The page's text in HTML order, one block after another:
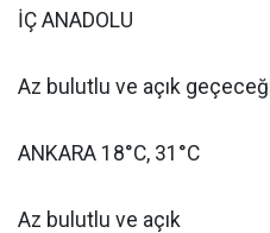
İÇ ANADOLU
Az bulutlu ve açık
ANKARA 18°C, 31°C
Az bulutlu ve açık